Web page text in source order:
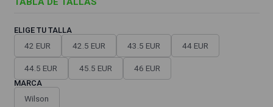
ELIGE TU TALLA
42 EUR 42.5 EUR 43.5 EUR 44 EUR
44.5 EUR 45.5 EUR 46 EUR
MARCA
Wilson